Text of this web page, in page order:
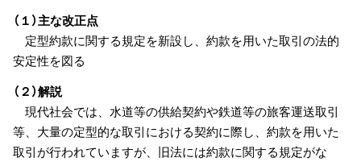
（１）主な改正点
定型約款に関する規定を新設し、約款を用いた取引の法的
安定性を図る
（２）解説
現代社会では、水道等の供給契約や鉄道等の旅客運送取引
等、大量の定型的な取引における契約に際し、約款を用いた
取引が行われていますが、旧法には約款に関する規定がな